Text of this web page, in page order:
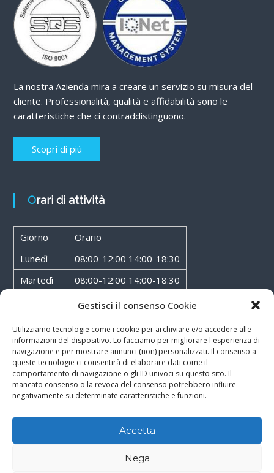
Gestisci il consenso Cookie
Utilizziamo tecnologie come i cookie per archiviare e/o accedere alle
informazioni del dispositivo. Lo facciamo per migliorare l'esperienza di
navigazione e per mostrare annunci (non) personalizzati. Il consenso a
queste tecnologie ci consentirà di elaborare dati come il
comportamento di navigazione o gli ID univoci su questo sito. Il
mancato consenso o la revoca del consenso potrebbero influire
negativamente su determinate caratteristiche e funzioni.
Accetta
Nega
La nostra Azienda mira a creare un servizio su misura del
cliente. Professionalità, qualità e affidabilità sono le
caratteristiche che ci contraddistinguono.
Scopri di più
Orari di attività
Giorno
Orario
Lunedì
08:00-12:00 14:00-18:30
Martedì
08:00-12:00 14:00-18:30
08:00-12:00 14:00-18:30
Venerdì
08:00-12:00 14:00-18:30
Sabato
08:00-12:00
Rossoxweb